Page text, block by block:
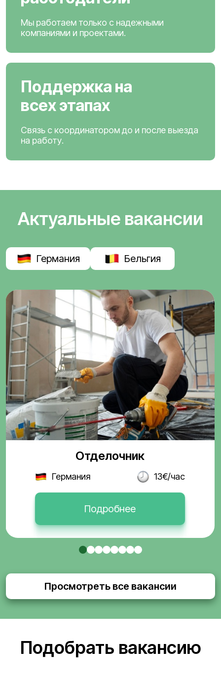
Мы работаем только с надежными
компаниями и проектами.
Поддержка на
всех этапах
Связь с координатором до и после выезда
на работу.
Актуальные вакансии
Германия Бельгия
Отделочник
Германия 13€/час
Подробнее
Просмотреть все вакансии
Подобрать вакансию